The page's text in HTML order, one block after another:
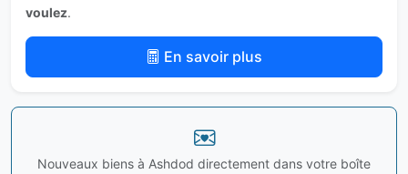
voulez.
En savoir plus
Nouveaux biens à Ashdod directement dans votre boîte